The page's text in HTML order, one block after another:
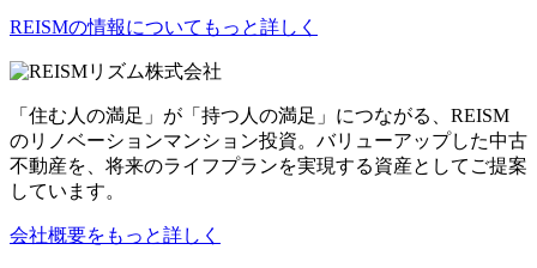
REISMの情報についてもっと詳しく
リズム株式会社
「住む人の満足」が「持つ人の満足」につながる、REISM
のリノベーションマンション投資。バリューアップした中古
不動産を、将来のライフプランを実現する資産としてご提案
しています。
会社概要をもっと詳しく